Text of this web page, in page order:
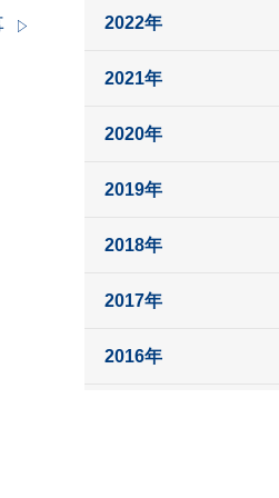
2022年
2021年
2020年
2019年
2018年
2017年
2016年